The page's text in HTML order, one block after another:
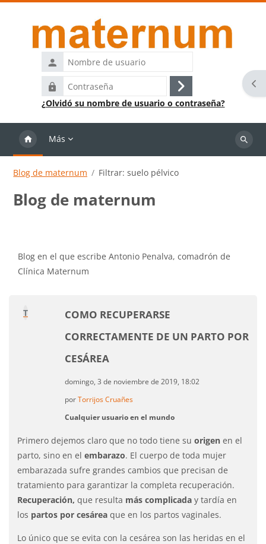
Nombre
de
usuario
Contraseña
Acceder
¿Olvidó su nombre de usuario o contraseña?
Más
Buscar
Blog de maternum Filtrar: suelo pélvico
Blog de maternum
Blog en el que escribe Antonio Penalva, comadrón de
Clínica Maternum
T
COMO RECUPERARSE
CORRECTAMENTE DE UN PARTO POR
CESÁREA
domingo, 3 de noviembre de 2019, 18:02
porTorrijos Cruañes
Cualquier usuario en el mundo
Primero dejemos claro que no todo tiene su origen en el
parto, sino en el embarazo. El cuerpo de toda mujer
embarazada sufre grandes cambios que precisan de
tratamiento para garantizar la completa recuperación.
Recuperación, que resulta más complicada y tardía en
los partos por cesárea que en los partos vaginales.
Lo único que se evita con la cesárea son las heridas en el